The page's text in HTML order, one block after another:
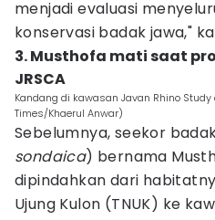
menjadi evaluasi
konservasi badak jawa,"
3. Musthofa mati saat
JRSCA
Kandang di kawasan Javan Rhino
Times/Khaerul Anwar)
Sebelumnya, seekor
sondaica) bernama
dipindahkan dari
Ujung Kulon (TNUK) ke